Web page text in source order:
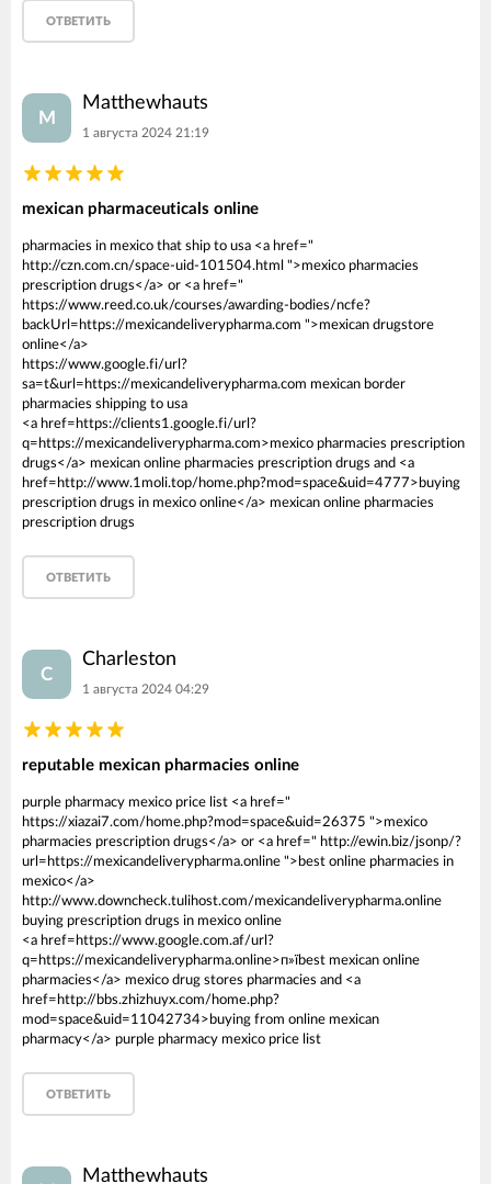
ОТВЕТИТЬ
M
Matthewhauts
1 августа 2024 21:19
mexican pharmaceuticals online
pharmacies in mexico that ship to usa <a href="
http://czn.com.cn/space-uid-101504.html ">mexico pharmacies
prescription drugs</a> or <a href="
https://www.reed.co.uk/courses/awarding-bodies/ncfe?
backUrl=https://mexicandeliverypharma.com ">mexican drugstore
online</a>
https://www.google.fi/url?
sa=t&url=https://mexicandeliverypharma.com mexican border
pharmacies shipping to usa
<a href=https://clients1.google.fi/url?
q=https://mexicandeliverypharma.com>mexico pharmacies prescription
drugs</a> mexican online pharmacies prescription drugs and <a
href=http://www.1moli.top/home.php?mod=space&uid=4777>buying
prescription drugs in mexico online</a> mexican online pharmacies
prescription drugs
ОТВЕТИТЬ
C
Charleston
1 августа 2024 04:29
reputable mexican pharmacies online
purple pharmacy mexico price list <a href="
https://xiazai7.com/home.php?mod=space&uid=26375 ">mexico
pharmacies prescription drugs</a> or <a href=" http://ewin.biz/jsonp/?
url=https://mexicandeliverypharma.online ">best online pharmacies in
mexico</a>
http://www.downcheck.tulihost.com/mexicandeliverypharma.online
buying prescription drugs in mexico online
<a href=https://www.google.com.af/url?
q=https://mexicandeliverypharma.online>п»їbest mexican online
pharmacies</a> mexico drug stores pharmacies and <a
href=http://bbs.zhizhuyx.com/home.php?
mod=space&uid=11042734>buying from online mexican
pharmacy</a> purple pharmacy mexico price list
ОТВЕТИТЬ
Matthewhauts